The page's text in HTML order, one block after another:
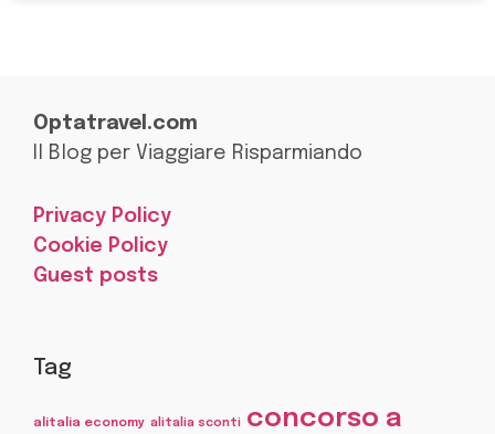
Optatravel.com
Il Blog per Viaggiare Risparmiando
Privacy Policy
Cookie Policy
Guest posts
Tag
alitalia economy alitalia sconti concorso a